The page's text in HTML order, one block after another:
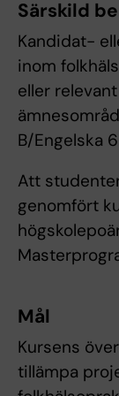
Särskild
Kandidat-
inom
eller
B/Engelska
Att
genomfört
Mål
Kursens
tillämpa